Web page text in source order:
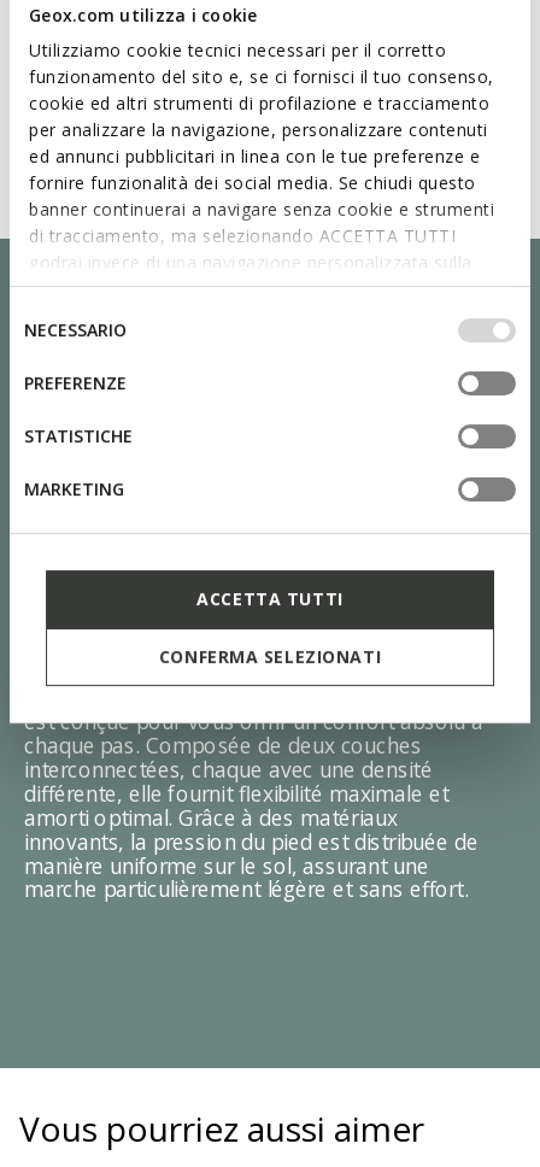
Geox.com utilizza i cookie
Utilizziamo cookie tecnici necessari per il corretto
funzionamento del sito e, se ci fornisci il tuo consenso,
cookie ed altri strumenti di profilazione e tracciamento
per analizzare la navigazione, personalizzare contenuti
ed annunci pubblicitari in linea con le tue preferenze e
fornire funzionalità dei social media. Se chiudi questo
banner continuerai a navigare senza cookie e strumenti
di tracciamento, ma selezionando ACCETTA TUTTI
godrai invece di una navigazione personalizzata sulla
base dei tuoi gusti ed interessi. Selezionando
IMPOSTAZIONI potrai anche scegliere quali cookies ed
altri strumenti di tracciamento autorizzare. Per maggiori
informazioni o per modificare in qualsiasi momento le
tue impostazioni, visita la nostra
consenso
NECESSARIO
PREFERENZE
STATISTICHE
MARKETING
ACCETTA TUTTI
CONFERMA SELEZIONATI
SYSTÈME ZÉRO SHOCK
est conçue pour vous offrir un confort absolu à
chaque pas. Composée de deux couches
interconnectées, chaque avec une densité
différente, elle fournit flexibilité maximale et
amorti optimal. Grâce à des matériaux
innovants, la pression du pied est distribuée de
manière uniforme sur le sol, assurant une
marche particulièrement légère et sans effort.
Vous pourriez aussi aimer